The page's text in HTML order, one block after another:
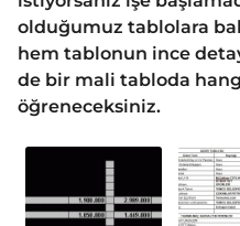
olduğumuz tablolara
hem tablonun ince
de bir mali tabloda
öğreneceksiniz.